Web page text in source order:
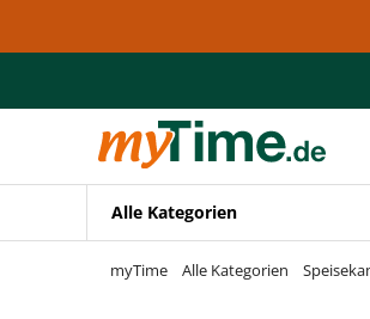
Zur Navigation springen
Alle Kategorien
myTime Alle Kategorien